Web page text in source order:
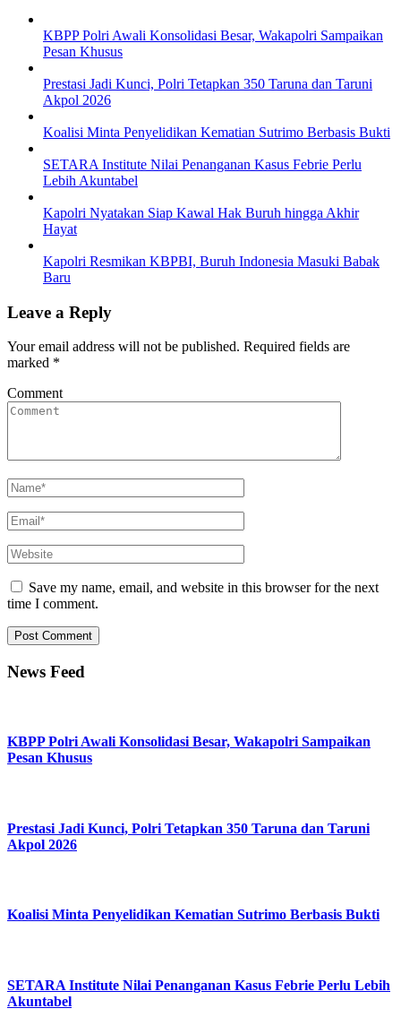
KBPP Polri Awali Konsolidasi Besar, Wakapolri Sampaikan
Pesan Khusus
Prestasi Jadi Kunci, Polri Tetapkan 350 Taruna dan Taruni
Akpol 2026
Koalisi Minta Penyelidikan Kematian Sutrimo Berbasis Bukti
SETARA Institute Nilai Penanganan Kasus Febrie Perlu
Lebih Akuntabel
Kapolri Nyatakan Siap Kawal Hak Buruh hingga Akhir
Hayat
Kapolri Resmikan KBPBI, Buruh Indonesia Masuki Babak
Baru
Leave a Reply
Your email address will not be published. Required fields are
marked *
Comment
Save my name, email, and website in this browser for the next
time I comment.
News Feed
KBPP Polri Awali Konsolidasi Besar, Wakapolri Sampaikan
Pesan Khusus
Prestasi Jadi Kunci, Polri Tetapkan 350 Taruna dan Taruni
Akpol 2026
Koalisi Minta Penyelidikan Kematian Sutrimo Berbasis Bukti
SETARA Institute Nilai Penanganan Kasus Febrie Perlu Lebih
Akuntabel